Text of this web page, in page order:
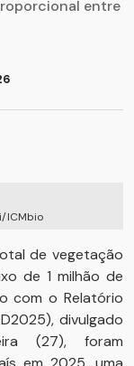
entre
ICMbio
de vegetação
de 1 milhão de
com o Relatório
divulgado
(27), foram